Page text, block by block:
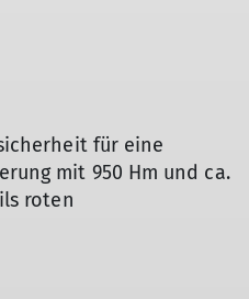
für eine
mit 950 Hm und ca.
roten